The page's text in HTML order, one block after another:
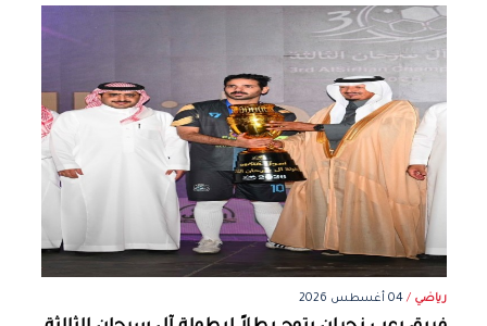
رياضي /04 أغسطس 2026